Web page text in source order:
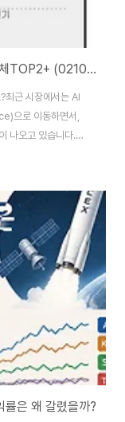
메모리와 연결 인프라에 집중 | ACE K반도체TOP2+ (0210A0)
최근 시장에서는 AI
으로 이동하면서,
나오고 있습니다.특
성전자와 SK하이닉
체TOP2+ ETF입니
0210A0운용사한국
0.39%운용규모
지수최근 성과
은 왜 갈렸을까?